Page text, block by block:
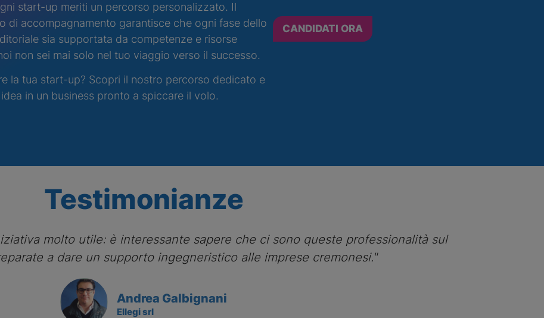
start-up meriti un percorso personalizzato. Il
di accompagnamento garantisce che ogni fase dello
sia supportata da competenze e risorse
non sei mai solo nel tuo viaggio verso il successo.
la tua start-up? Scopri il nostro percorso dedicato e
in un business pronto a spiccare il volo.
CANDIDATI ORA
Testimonianze
molto utile: è interessante sapere che ci sono queste professionalità sul
a dare un supporto ingegneristico alle imprese cremonesi."
Andrea Galbignani
Ellegi srl